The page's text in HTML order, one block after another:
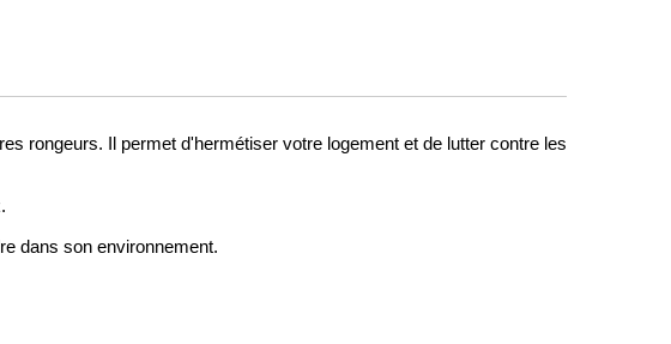
rongeurs. Il permet d'hermétiser votre logement et de lutter contre les
dans son environnement.